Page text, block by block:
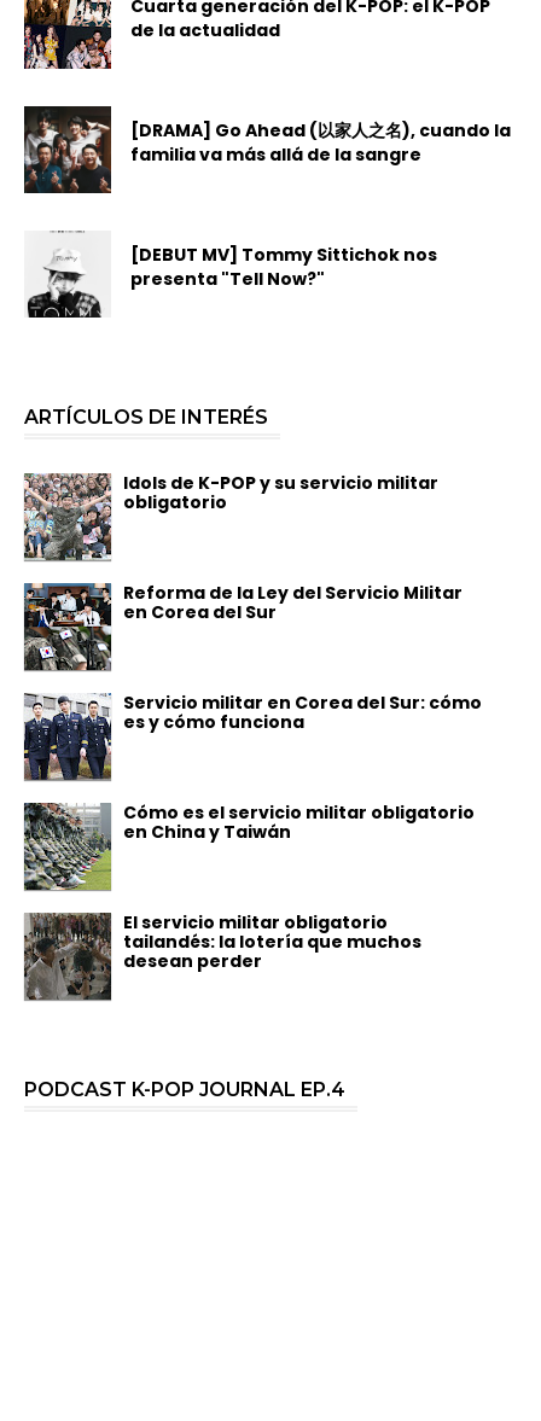
Cuarta generación del K-POP: el K-POP
de la actualidad
[DRAMA] Go Ahead (以家人之名), cuando la
familia va más allá de la sangre
[DEBUT MV] Tommy Sittichok nos
presenta "Tell Now?"
ARTÍCULOS DE INTERÉS
Idols de K-POP y su servicio militar
obligatorio
Reforma de la Ley del Servicio Militar
en Corea del Sur
Servicio militar en Corea del Sur: cómo
es y cómo funciona
Cómo es el servicio militar obligatorio
en China y Taiwán
El servicio militar obligatorio
tailandés: la lotería que muchos
desean perder
PODCAST K-POP JOURNAL EP.4